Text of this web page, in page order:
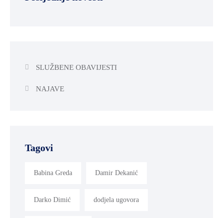
SLUŽBENE OBAVIJESTI
NAJAVE
Tagovi
Babina Greda Damir Dekanić
Darko Dimić dodjela ugovora